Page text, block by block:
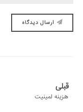
ارسال دیدگاه
قبلی
هزینه لمینیت